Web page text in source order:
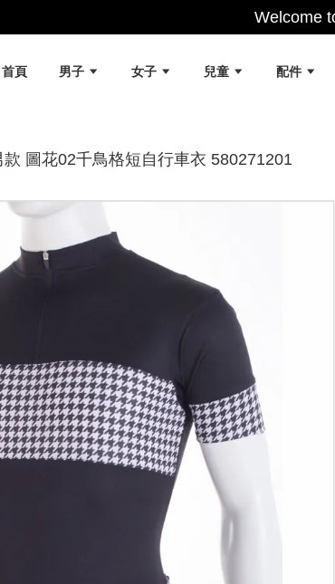
Welcome
首頁 男子 女子 兒童 配件
圖花02千鳥格短自行車衣 580271201